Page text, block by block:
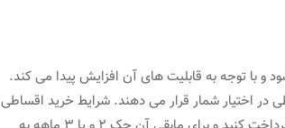
جاری از مبلغ 700/000 تومان شروع میشود و با توجه به قابلیت های آن افزایش پیدا می کند.
در اختیار شمار قرار می دهند. شرایط خرید اقساطی